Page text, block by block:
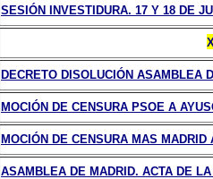
SESIÓN INVESTIDURA. 17 Y 18 DE
DECRETO DISOLUCIÓN ASAMBLEA
MOCIÓN DE CENSURA PSOE A
MOCIÓN DE CENSURA MAS MADRID
ASAMBLEA DE MADRID. ACTA DE